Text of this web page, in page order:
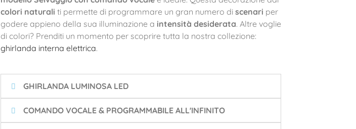
colori naturali ti permette di programmare un gran numero di scenari per
godere appieno della sua illuminazione a intensità desiderata. Altre voglie
di colori? Prenditi un momento per scoprire tutta la nostra collezione:
ghirlanda interna elettrica.
GHIRLANDA LUMINOSA LED
COMANDO VOCALE & PROGRAMMABILE ALL'INFINITO